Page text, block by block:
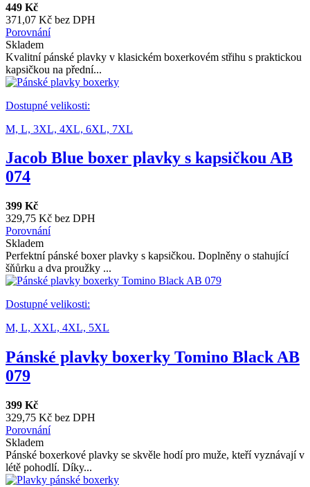
449 Kč
371,07 Kč bez DPH
Porovnání
Skladem
Kvalitní pánské plavky v klasickém boxerkovém střihu s praktickou
kapsičkou na přední...
Dostupné velikosti:
M, L, 3XL, 4XL, 6XL, 7XL
Jacob Blue boxer plavky s kapsičkou AB
074
399 Kč
329,75 Kč bez DPH
Porovnání
Skladem
Perfektní pánské boxer plavky s kapsičkou. Doplněny o stahující
šňůrku a dva proužky ...
Dostupné velikosti:
M, L, XXL, 4XL, 5XL
Pánské plavky boxerky Tomino Black AB
079
399 Kč
329,75 Kč bez DPH
Porovnání
Skladem
Pánské boxerkové plavky se skvěle hodí pro muže, kteří vyznávají v
létě pohodlí. Díky...